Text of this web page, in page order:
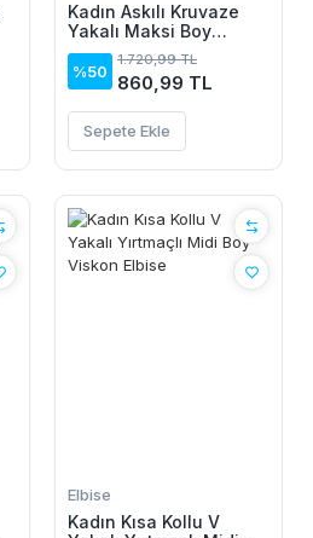
Kadın Askılı Kruvaze
Yakalı Maksi Boy
Janjan Krep Elbise
%50
1.720,99 TL
860,99 TL
Sepete Ekle
Elbise
Kadın Kısa Kollu V